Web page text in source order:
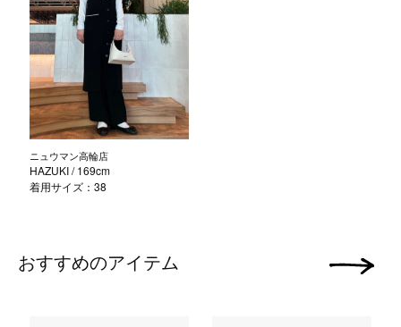
ニュウマン高輪店
HAZUKI/ 169cm
着用サイズ：38
おすすめのアイテム 次の画像